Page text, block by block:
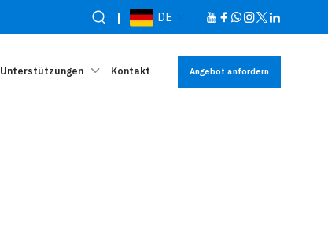
| DE
Unterstützungen Kontakt Angebot anfordern